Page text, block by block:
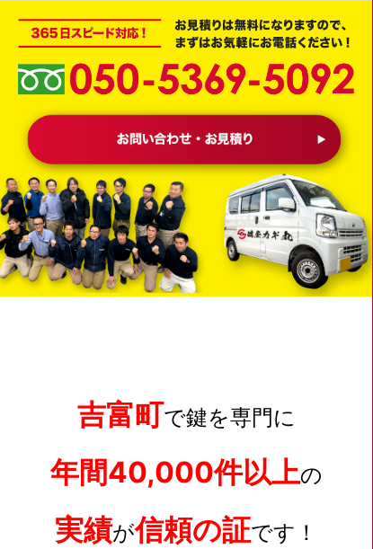
吉富町で鍵を専門に
年間40,000件以上の
実績が信頼の証です！